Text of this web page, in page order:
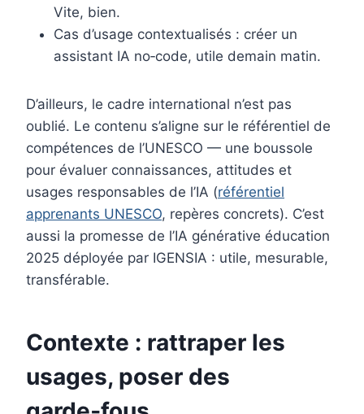
Vite, bien.
Cas d’usage contextualisés : créer un
assistant IA no‑code, utile demain matin.
D’ailleurs, le cadre international n’est pas
oublié. Le contenu s’aligne sur le référentiel de
compétences de l’UNESCO — une boussole
pour évaluer connaissances, attitudes et
usages responsables de l’IA (référentiel
apprenants UNESCO, repères concrets). C’est
aussi la promesse de l’IA générative éducation
2025 déployée par IGENSIA : utile, mesurable,
transférable.
Contexte : rattraper les
usages, poser des